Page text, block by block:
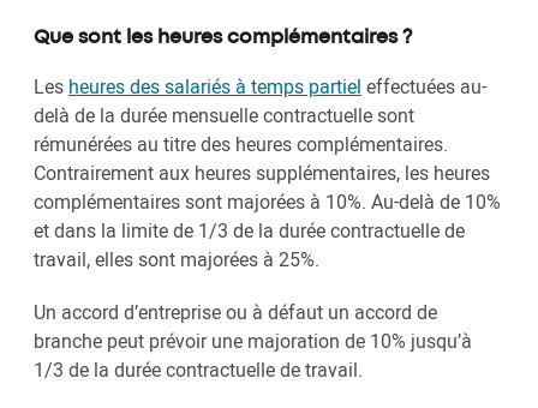
Que sont les heures complémentaires ?
Les heures des salariés à temps partiel effectuées au-
delà de la durée mensuelle contractuelle sont
rémunérées au titre des heures complémentaires.
Contrairement aux heures supplémentaires, les heures
complémentaires sont majorées à 10%. Au-delà de 10%
et dans la limite de 1/3 de la durée contractuelle de
travail, elles sont majorées à 25%.
Un accord d’entreprise ou à défaut un accord de
branche peut prévoir une majoration de 10% jusqu’à
1/3 de la durée contractuelle de travail.